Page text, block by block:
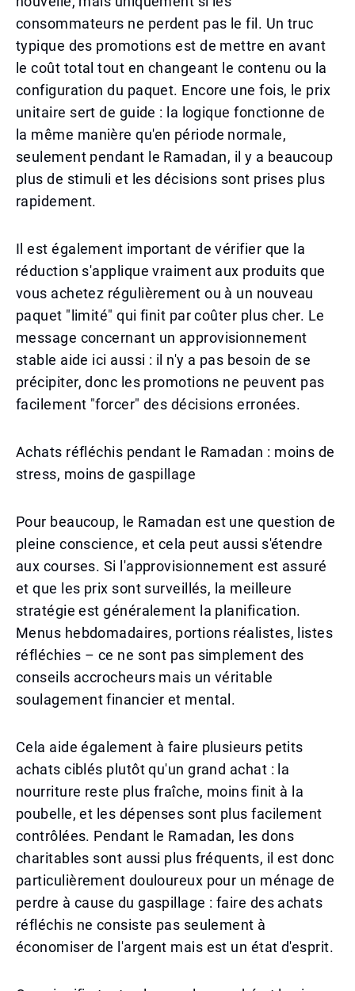
consommateurs ne perdent pas le fil. Un truc
typique des promotions est de mettre en avant
le coût total tout en changeant le contenu ou la
configuration du paquet. Encore une fois, le prix
unitaire sert de guide : la logique fonctionne de
la même manière qu'en période normale,
seulement pendant le Ramadan, il y a beaucoup
plus de stimuli et les décisions sont prises plus
rapidement.
Il est également important de vérifier que la
réduction s'applique vraiment aux produits que
vous achetez régulièrement ou à un nouveau
paquet "limité" qui finit par coûter plus cher. Le
message concernant un approvisionnement
stable aide ici aussi : il n'y a pas besoin de se
précipiter, donc les promotions ne peuvent pas
facilement "forcer" des décisions erronées.
Achats réfléchis pendant le Ramadan : moins de
stress, moins de gaspillage
Pour beaucoup, le Ramadan est une question de
pleine conscience, et cela peut aussi s'étendre
aux courses. Si l'approvisionnement est assuré
et que les prix sont surveillés, la meilleure
stratégie est généralement la planification.
Menus hebdomadaires, portions réalistes, listes
réfléchies – ce ne sont pas simplement des
conseils accrocheurs mais un véritable
soulagement financier et mental.
Cela aide également à faire plusieurs petits
achats ciblés plutôt qu'un grand achat : la
nourriture reste plus fraîche, moins finit à la
poubelle, et les dépenses sont plus facilement
contrôlées. Pendant le Ramadan, les dons
charitables sont aussi plus fréquents, il est donc
particulièrement douloureux pour un ménage de
perdre à cause du gaspillage : faire des achats
réfléchis ne consiste pas seulement à
économiser de l'argent mais est un état d'esprit.